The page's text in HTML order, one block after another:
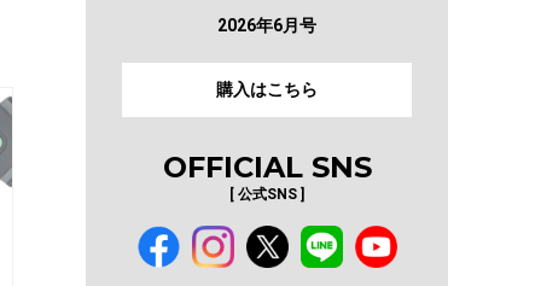
2026年6月号
購入はこちら
OFFICIAL SNS
[ 公式SNS ]